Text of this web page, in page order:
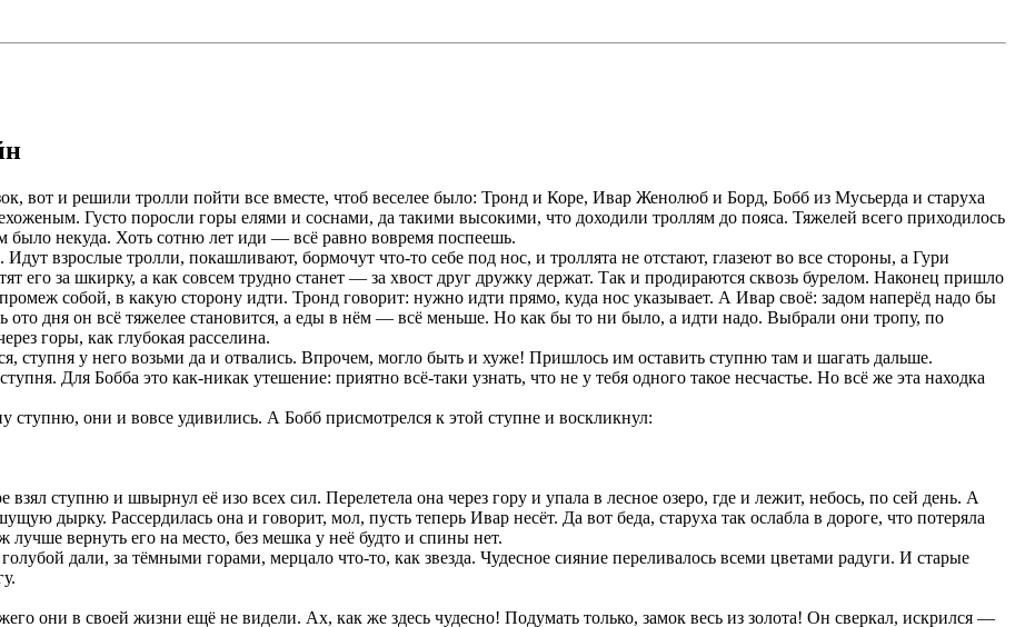
вот и решили тролли пойти все вместе, чтоб веселее было: Тронд и Коре, Ивар Женолюб и Борд, Бобб из Мусьерда и старуха
Густо поросли горы елями и соснами, да такими высокими, что доходили троллям до пояса. Тяжелей всего приходилось
было некуда. Хоть сотню лет иди — всё равно вовремя поспеешь.
взрослые тролли, покашливают, бормочут что-то себе под нос, и троллята не отстают, глазеют во все стороны, а Гури
его за шкирку, а как совсем трудно станет — за хвост друг дружку держат. Так и продираются сквозь бурелом. Наконец пришло
собой, в какую сторону идти. Тронд говорит: нужно идти прямо, куда нос указывает. А Ивар своё: задом наперёд надо бы
дня он всё тяжелее становится, а еды в нём — всё меньше. Но как бы то ни было, а идти надо. Выбрали они тропу, по
горы, как глубокая расселина.
ступня у него возьми да и отвались. Впрочем, могло быть и хуже! Пришлось им оставить ступню там и шагать дальше.
Для Бобба это как-никак утешение: приятно всё-таки узнать, что не у тебя одного такое несчастье. Но всё же эта находка
они и вовсе удивились. А Бобб присмотрелся к этой ступне и воскликнул:
ступню и швырнул её изо всех сил. Перелетела она через гору и упала в лесное озеро, где и лежит, небось, по сей день. А
дырку. Рассердилась она и говорит, мол, пусть теперь Ивар несёт. Да вот беда, старуха так ослабла в дороге, что потеряла
вернуть его на место, без мешка у неё будто и спины нет.
дали, за тёмными горами, мерцало что-то, как звезда. Чудесное сияние переливалось всеми цветами радуги. И старые
они в своей жизни ещё не видели. Ах, как же здесь чудесно! Подумать только, замок весь из золота! Он сверкал, искрился —